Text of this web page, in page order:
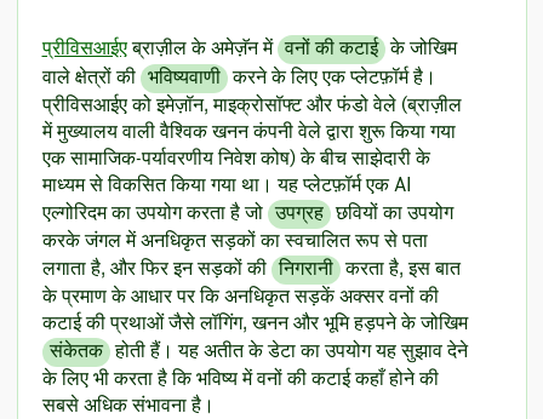
प्रीविसआईएब्राज़ील के अमेज़ॅन में वनों की कटाई के जोखिम
वाले क्षेत्रों की
भविष्यवाणी करने के लिए एक प्लेटफ़ॉर्म है।
प्रीविसआईए को इमेज़ॉन, माइक्रोसॉफ्ट और फंडो वेले (ब्राज़ील
में मुख्यालय वाली वैश्विक खनन कंपनी वेले द्वारा शुरू किया गया
एक सामाजिक-पर्यावरणीय निवेश कोष) के बीच साझेदारी के
माध्यम से विकसित किया गया था। यह प्लेटफ़ॉर्म एक AI
एल्गोरिदम का उपयोग करता है जो उपग्रह छवियों का उपयोग
करके जंगल में अनधिकृत सड़कों का स्वचालित रूप से पता
लगाता है, और फिर इन सड़कों की निगरानी करता है, इस बात
के प्रमाण के आधार पर कि अनधिकृत सड़कें अक्सर वनों की
कटाई की प्रथाओं जैसे लॉगिंग, खनन और भूमि हड़पने के जोखिम
संकेतक होती हैं। यह अतीत के डेटा का उपयोग यह सुझाव देने
के लिए भी करता है कि भविष्य में वनों की कटाई कहाँ होने की
सबसे अधिक संभावना है।